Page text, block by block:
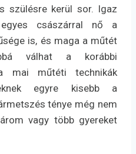
szülésre kerül sor. Igaz
császárral nő a
is, és maga a műtét
válhat a korábbi
mai műtéti technikák
egyre kisebb a
ténye még nem
vagy több gyereket